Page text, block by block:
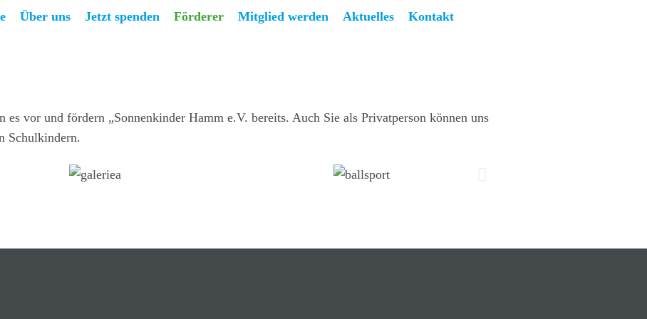
Über uns Jetzt spenden Förderer Mitglied werden Aktuelles Kontakt
vor und fördern „Sonnenkinder Hamm e.V. bereits. Auch Sie als Privatperson können uns
Schulkindern.